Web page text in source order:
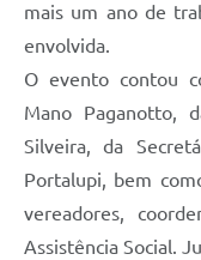
SIC
Diário Oficial
mais um ano de
envolvida.
O evento contou
Mano Paganotto,
Silveira, da
Portalupi, bem
vereadores,
Assistência Social.